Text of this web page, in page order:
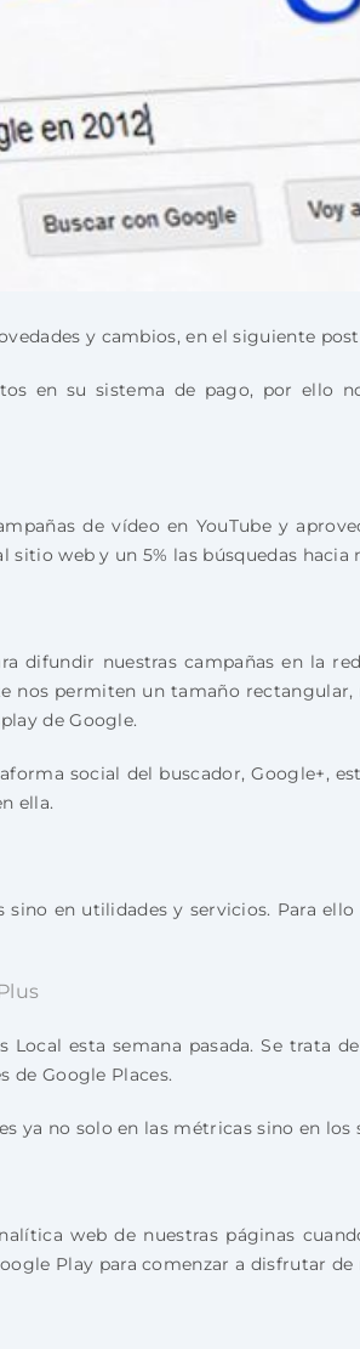
y cambios, en el siguiente
en su sistema de pago, por ello
de vídeo en YouTube y
web y un 5% las búsquedas hacia
difundir nuestras campañas en la
nos permiten un tamaño
de Google.
social del buscador, Google+,
ella.
en utilidades y servicios. Para
Local esta semana pasada. Se trata
de Google Places.
ya no solo en las métricas sino en los
web de nuestras páginas
Play para comenzar a disfrutar